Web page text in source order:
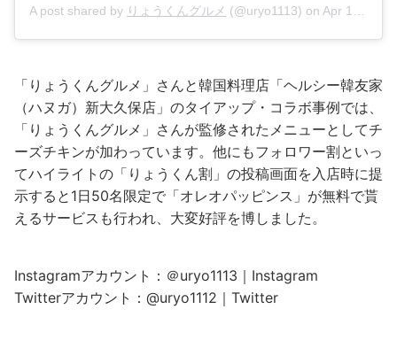
A post shared by りょうくんグルメ (@uryo1113) on Apr 1, 2019 at 3:32am PDT
「りょうくんグルメ」さんと韓国料理店「ヘルシー韓友家
（ハヌガ）新大久保店」のタイアップ・コラボ事例では、
「りょうくんグルメ」さんが監修されたメニューとしてチ
ーズチキンが加わっています。他にもフォロワー割といっ
てハイライトの「りょうくん割」の投稿画面を入店時に提
示すると1日50名限定で「オレオパッピンス」が無料で貰
えるサービスも行われ、大変好評を博しました。
Instagramアカウント：＠uryo1113｜Instagram
Twitterアカウント：@uryo1112｜Twitter